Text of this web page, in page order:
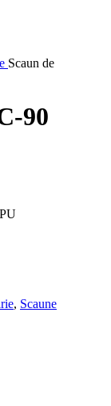
Scaun de
90
, Scaune